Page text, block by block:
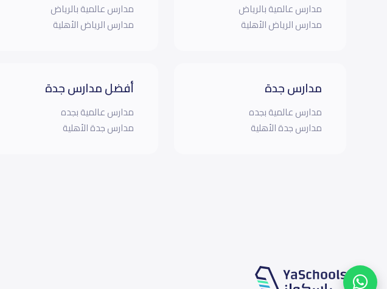
مدارس عالمية بالرياض
مدارس الرياض الأهلية
مدارس جدة
مدارس عالمية بجده
مدارس جدة الأهلية
مدارس عالمية بالرياض
مدارس الرياض الأهلية
أفضل مدارس جدة
مدارس عالمية بجده
مدارس جدة الأهلية